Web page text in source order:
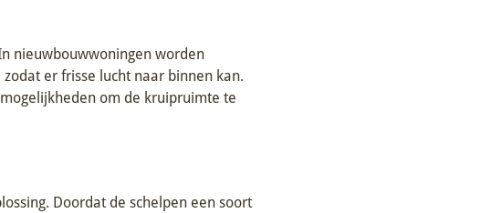
nieuwbouwwoningen worden
er frisse lucht naar binnen kan.
om de kruipruimte te
Doordat de schelpen een soort